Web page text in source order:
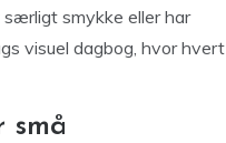
smykke eller har
visuel dagbog, hvor hvert
små